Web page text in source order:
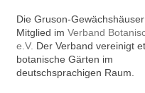
Die Gruson-
Mitglied imVerband
e.V. Der Verband vereinigt
botanische Gärten im
deutschsprachigen Raum.